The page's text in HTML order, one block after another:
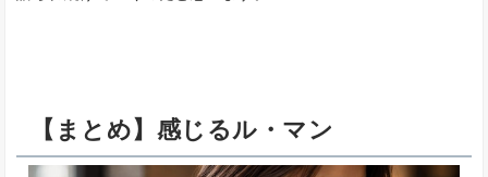
【まとめ】感じるル・マン